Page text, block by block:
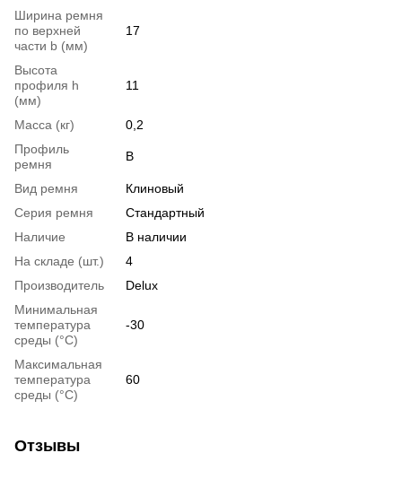
Ширина ремня
по верхней
части b (мм)
17
Высота
профиля h
(мм)
11
Масса (кг)
0,2
Профиль
ремня
B
Вид ремня
Клиновый
Серия ремня
Стандартный
Наличие
В наличии
На складе (шт.)
4
Производитель
Delux
Минимальная
температура
среды (°C)
-30
Максимальная
температура
среды (°C)
60
Отзывы